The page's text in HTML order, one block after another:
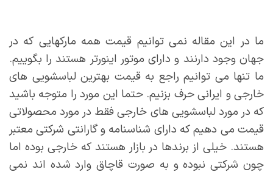
ما در این مقاله نمی توانیم قیمت همه مارکهایی که در
جهان وجود دارنند و دارای موتور اینورتر هستند را بگوییم.
ما تنها می توانیم راجع به قیمت بهترین لباسشویی های
خارجی و ایرانی حرف بزنیم. حتما این مورد را متوجه باشید
که در مورد لباسشویی های خارجی فقط در مورد محصولاتی
قیمت می دهیم که دارای شناسنامه و گارانتی شرکتی معتبر
هستند. خیلی از برندها در بازار هستند که خارجی بوده اما
چون شرکتی نبوده و به صورت قاچاق وارد شده اند نمی